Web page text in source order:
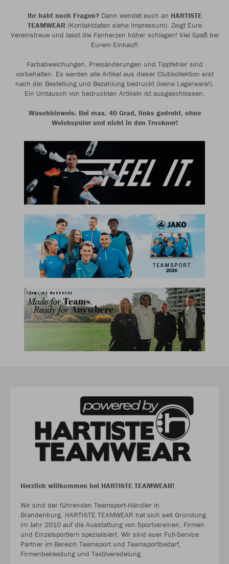
Ihr habt noch Fragen?Dann wendet euch an HARTISTE
TEAMWEAR(Kontaktdaten siehe Impressum). Zeigt Eure
Vereinstreue und lasst die Fanherzen höher schlagen! Viel Spaß bei
Eurem Einkauf!
Farbabweichungen, Preisänderungen und Tippfehler sind
vorbehalten. Es werden alle Artikel aus dieser Clubkollektion erst
nach der Bestellung und Bezahlung bedruckt (keine Lagerware!).
Ein Umtausch von bedruckten Artikeln ist ausgeschlossen.
Waschhinweis: Bei max. 40 Grad, links gedreht, ohne
Weichspüler und nicht in den Trockner!
Herzlich willkommen bei HARTISTE TEAMWEAR!
Wir sind der führenden Teamsport-Händler in
Brandenburg. HARTISTE TEAMWEAR hat sich seit Gründung
im Jahr 2010 auf die Ausstattung von Sportvereinen, Firmen
und Einzelsportlern spezialisiert. Wir sind euer Full-Service
Partner im Bereich Teamsport und Teamsportbedarf,
Firmenbekleidung und Textilveredelung.